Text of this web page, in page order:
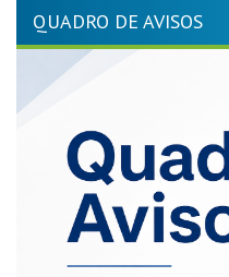
QUADRO DE AVISOS